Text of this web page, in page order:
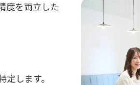
度を両立した
します。